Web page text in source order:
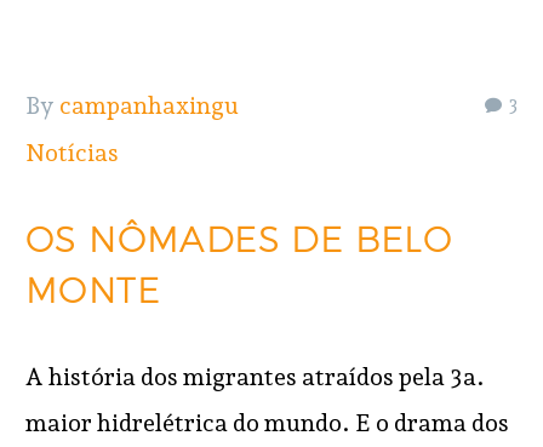
3
By campanhaxingu
Notícias
OS NÔMADES DE BELO
MONTE
A história dos migrantes atraídos pela 3a.
maior hidrelétrica do mundo. E o drama dos